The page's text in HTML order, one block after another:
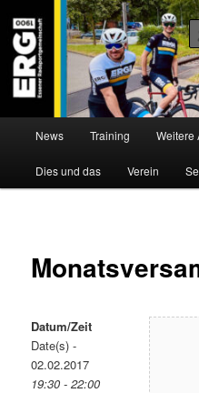
Inhalt
wechseln
ERG 1900 e.V
Willkommen bei der Essener
News Training Weitere
Dies und das Verein
Datum/Zeit
Date(s) -
02.02.2017
19:30 - 22:00